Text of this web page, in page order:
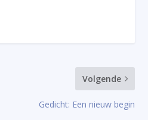
Volgende
Gedicht: Een nieuw begin